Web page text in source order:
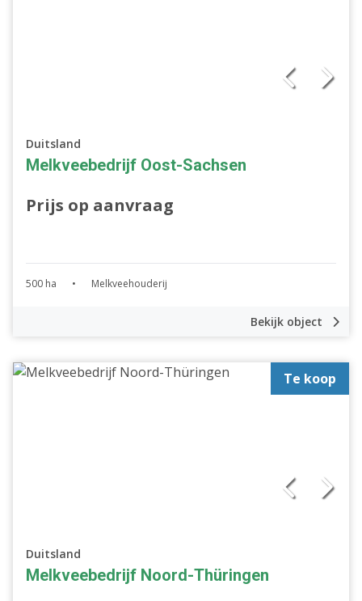
Duitsland
Melkveebedrijf Oost-Sachsen
Prijs op aanvraag
500 ha • Melkveehouderij
Bekijk object
Te koop
Duitsland
Melkveebedrijf Noord-Thüringen